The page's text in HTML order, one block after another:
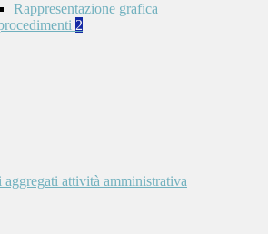
Rappresentazione grafica
2
aggregati attività amministrativa